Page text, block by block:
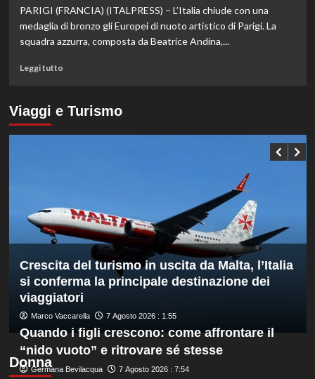
al
Masters
1000
in
due
PARIGI (FRANCIA) (ITALPRESS) – L’Italia chiude con una
medaglia di bronzo gli Europei di nuoto artistico di Parigi. La
squadra azzurra, composta da Beatrice Andina,...
Leggi tuttoLeggi
su
Nuoto
artistico,
nella
routine
acrobatica
squadre
Viaggi e Turismo
Crescita del turismo in uscita da Malta, l’Italia
si conferma la principale destinazione dei
viaggiatori
Marco Vaccarella 7 Agosto 2026 : 1:55
Donna
Quando i figli crescono: come affrontare il
“nido vuoto” e ritrovare sé stesse
Germana Bevilacqua 7 Agosto 2026 : 7:54